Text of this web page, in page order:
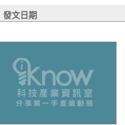
發文日期